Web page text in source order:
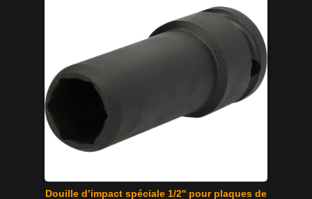
Douille d’impact spéciale 1/2'' pour plaques de